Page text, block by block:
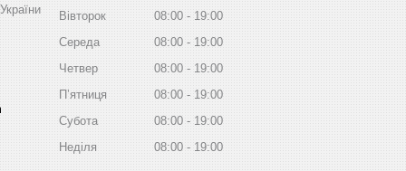
Вівторок
08:00
19:00
Середа
08:00
19:00
Четвер
08:00
19:00
Пʼятниця
08:00
19:00
Субота
08:00
19:00
Неділя
08:00 19:00